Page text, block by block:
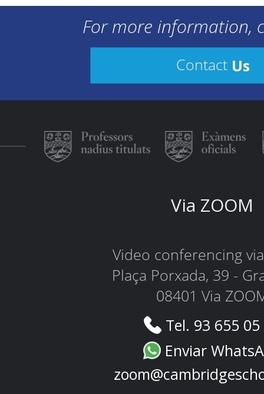
For more information,
Contact Us
Via ZOOM
Video conferencing
Plaça Porxada, 39 -
08401 Via
Tel. 93 655
Enviar